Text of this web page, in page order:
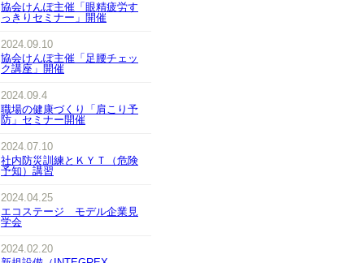
協会けんぽ主催「眼精疲労す
っきりセミナー」開催
2024.09.10
協会けんぽ主催「足腰チェッ
ク講座」開催
2024.09.4
職場の健康づくり「肩こり予
防」セミナー開催
2024.07.10
社内防災訓練とＫＹＴ（危険
予知）講習
2024.04.25
エコステージ モデル企業見
学会
2024.02.20